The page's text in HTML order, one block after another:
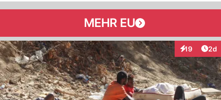
MEHR EU
19
Interaktionen
2d